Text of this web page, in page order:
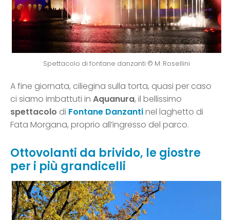
Spettacolo di fontane danzanti © M. Rosellini
A fine giornata, ciliegina sulla torta, quasi per caso
ci siamo imbattuti in Aquanura, il bellissimo
spettacolo di Fontane Danzantinel laghetto di
Fata Morgana, proprio all’ingresso del parco.
Ottovolanti da brivido, le giostre
per i più grandicelli